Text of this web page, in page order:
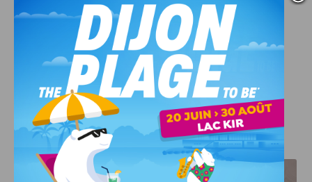
démarche, inspirée par sa compagne végétarienne,
permettra à tous les convives de découvrir la finesse de sa
cuisine.
Plus d’informations sur leur site internet (suivre le lien).
J'AIME LE DFCO